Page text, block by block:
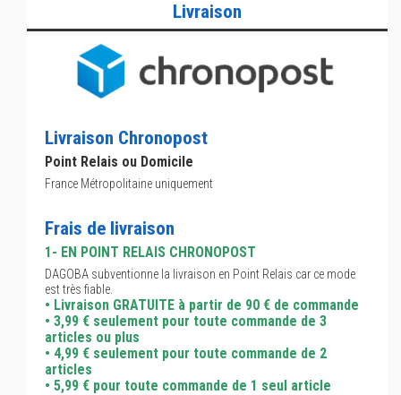
Livraison
Livraison Chronopost
Point Relais ou Domicile
France Métropolitaine uniquement
Frais de livraison
1- EN POINT RELAIS CHRONOPOST
DAGOBA subventionne la livraison en Point Relais car ce mode
est très fiable.
• Livraison GRATUITE à partir de 90 € de commande
• 3,99 € seulement pour toute commande de 3
articles ou plus
• 4,99 € seulement pour toute commande de 2
articles
• 5,99 € pour toute commande de 1 seul article